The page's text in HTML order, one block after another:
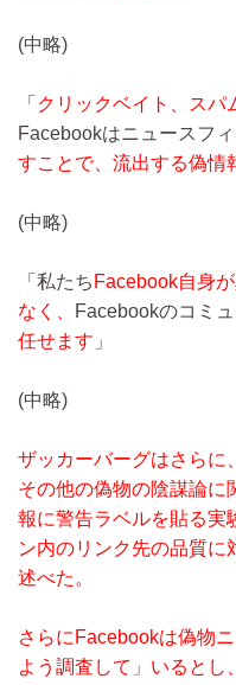
(中略)
「 クリックベイト、スパ
Facebookはニュースフ
すことで、流出する偽情
(中略)
「私たち Facebook自身
なく、
Facebookのコミ
任せます 」
(中略)
ザッカーバーグはさらに
その他の偽物の陰謀論に
報に警告ラベルを貼る実
ン内のリンク先の品質に
述べた。
さらにFacebookは偽物
よう調査して」いるとし、